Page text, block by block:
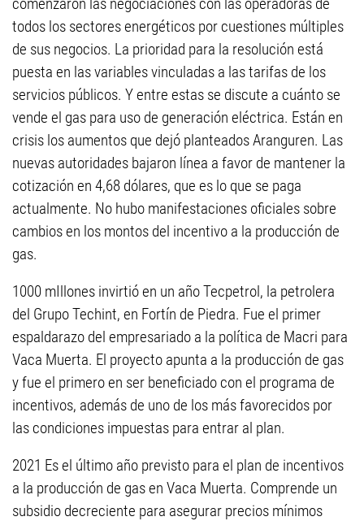
todos los sectores energéticos por cuestiones múltiples
de sus negocios. La prioridad para la resolución está
puesta en las variables vinculadas a las tarifas de los
servicios públicos. Y entre estas se discute a cuánto se
vende el gas para uso de generación eléctrica. Están en
crisis los aumentos que dejó planteados Aranguren. Las
nuevas autoridades bajaron línea a favor de mantener la
cotización en 4,68 dólares, que es lo que se paga
actualmente. No hubo manifestaciones oficiales sobre
cambios en los montos del incentivo a la producción de
gas.
1000 mIllones invirtió en un año Tecpetrol, la petrolera
del Grupo Techint, en Fortín de Piedra. Fue el primer
espaldarazo del empresariado a la política de Macri para
Vaca Muerta. El proyecto apunta a la producción de gas
y fue el primero en ser beneficiado con el programa de
incentivos, además de uno de los más favorecidos por
las condiciones impuestas para entrar al plan.
2021 Es el último año previsto para el plan de incentivos
a la producción de gas en Vaca Muerta. Comprende un
subsidio decreciente para asegurar precios mínimos